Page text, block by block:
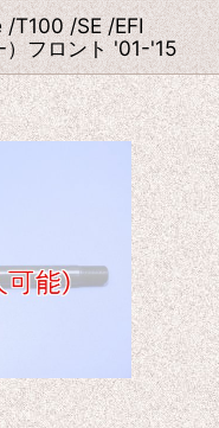
/T100 /SE /EFI
フロント '01-'15